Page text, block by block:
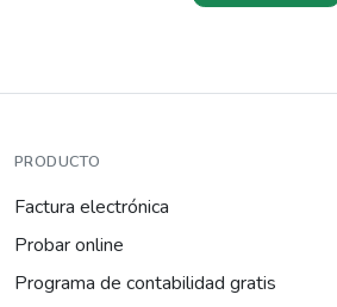
PRODUCTO
Factura electrónica
Probar online
Programa de contabilidad gratis